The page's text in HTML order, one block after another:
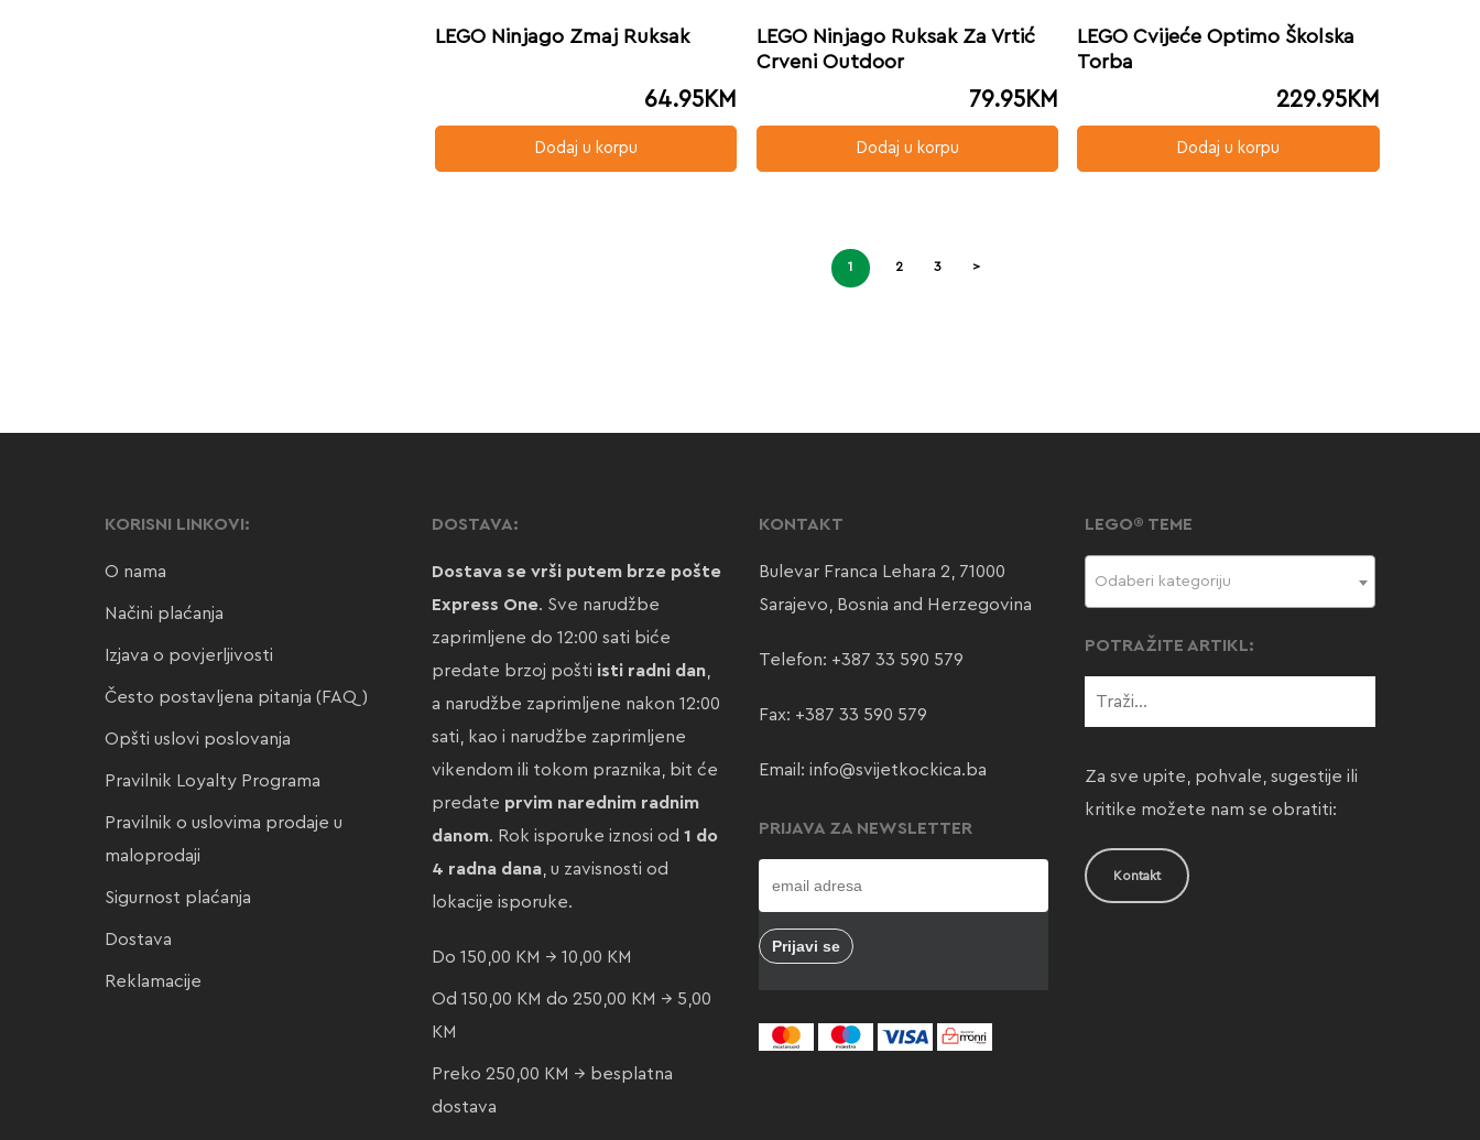
LEGO Ninjago Zmaj Ruksak
64.95KM
Dodaj u korpu
LEGO Ninjago Ruksak Za Vrtić
Crveni Outdoor
79.95KM
Dodaj u korpu
LEGO Cvijeće Optimo Školska
Torba
229.95KM
Dodaj u korpu
1 2 3 >
KORISNI LINKOVI:
O nama
Načini plaćanja
Izjava o povjerljivosti
Često postavljena pitanja (FAQ)
Opšti uslovi poslovanja
Pravilnik Loyalty Programa
Pravilnik o uslovima prodaje u
maloprodaji
Sigurnost plaćanja
Dostava
Reklamacije
DOSTAVA:
Dostava se vrši putem brze pošte
Express One. Sve narudžbe
zaprimljene do 12:00 sati biće
predate brzoj pošti isti radni dan,
a narudžbe zaprimljene nakon 12:00
sati, kao i narudžbe zaprimljene
vikendom ili tokom praznika, bit će
predate prvim narednim radnim
danom. Rok isporuke iznosi od 1 do
4 radna dana, u zavisnosti od
lokacije isporuke.
Do 150,00 KM → 10,00 KM
Od 150,00 KM do 250,00 KM → 5,00
KM
Preko 250,00 KM → besplatna
dostava
KONTAKT
Bulevar Franca Lehara 2, 71000
Sarajevo, Bosnia and Herzegovina
Telefon: +387 33 590 579
Fax: +387 33 590 579
Email: info@svijetkockica.ba
PRIJAVA ZA NEWSLETTER
LEGO® TEME
Odaberi kategoriju
POTRAŽITE ARTIKL:
Za sve upite, pohvale, sugestije ili
kritike možete nam se obratiti:
Kontakt